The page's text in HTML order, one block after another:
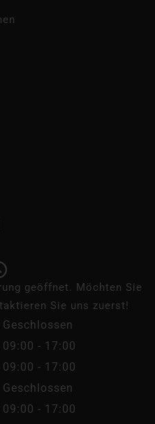
geöffnet. Möchten Sie
Sie uns zuerst!
Geschlossen
09:00 - 17:00
09:00 - 17:00
Geschlossen
09:00 - 17:00